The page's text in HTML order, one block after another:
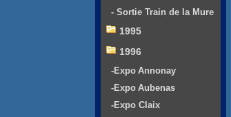
- Sortie Train de la Mure
1995
1996
-Expo Annonay
-Expo Aubenas
-Expo Claix